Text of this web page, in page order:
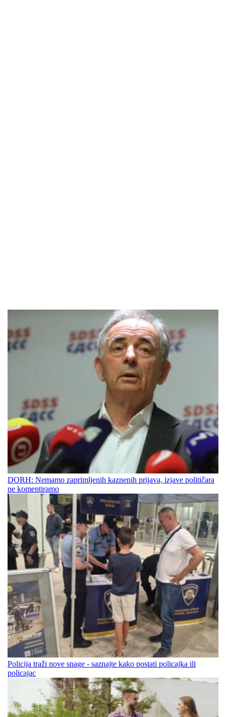
DORH: Nemamo zaprimljenih kaznenih prijava, izjave političara
ne komentiramo
Policija traži nove snage - saznajte kako postati policajka ili
policajac